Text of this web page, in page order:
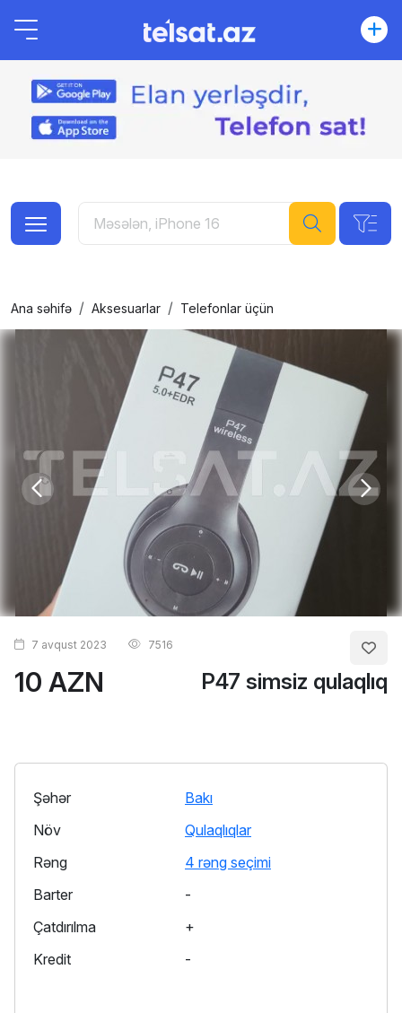
Ana səhifə Aksesuarlar Telefonlar üçün
10 AZN P47 simsiz qulaqlıq
7 avqust 2023 7516
Şəhər
Bakı
Növ
Qulaqlıqlar
Rəng
4 rəng seçimi
Barter
-
Çatdırılma
+
Kredit
-